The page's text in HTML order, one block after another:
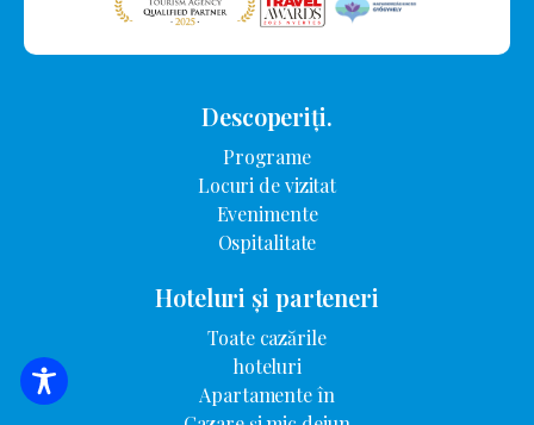
CĂUTARE DE CAZARE
Descoperiți.
Programe
Locuri de vizitat
Evenimente
Ospitalitate
Hoteluri și parteneri
Toate cazările
hoteluri
Apartamente în